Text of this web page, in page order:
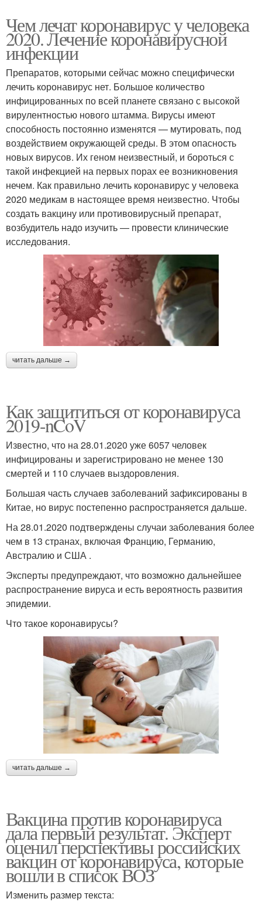
Чем лечат коронавирус у человека
2020. Лечение коронавирусной
инфекции
Препаратов, которыми сейчас можно специфически
лечить коронавирус нет. Большое количество
инфицированных по всей планете связано с высокой
вирулентностью нового штамма. Вирусы имеют
способность постоянно изменятся — мутировать, под
воздействием окружающей среды. В этом опасность
новых вирусов. Их геном неизвестный, и бороться с
такой инфекцией на первых порах ее возникновения
нечем. Как правильно лечить коронавирус у человека
2020 медикам в настоящее время неизвестно. Чтобы
создать вакцину или противовирусный препарат,
возбудитель надо изучить — провести клинические
исследования.
читать дальше →
Как защититься от коронавируса
2019-nCoV
Известно, что на 28.01.2020 уже 6057 человек
инфицированы и зарегистрировано не менее 130
смертей и 110 случаев выздоровления.
Большая часть случаев заболеваний зафиксированы в
Китае, но вирус постепенно распространяется дальше.
На 28.01.2020 подтверждены случаи заболевания более
чем в 13 странах, включая Францию, Германию,
Австралию и США .
Эксперты предупреждают, что возможно дальнейшее
распространение вируса и есть вероятность развития
эпидемии.
Что такое коронавирусы?
читать дальше →
Вакцина против коронавируса
дала первый результат. Эксперт
оценил перспективы российских
вакцин от коронавируса, которые
вошли в список ВОЗ
Изменить размер текста: